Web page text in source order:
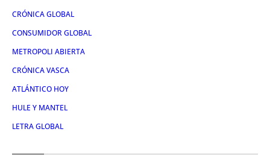
CRÓNICA GLOBAL
CONSUMIDOR GLOBAL
METROPOLI ABIERTA
CRÓNICA VASCA
ATLÁNTICO HOY
HULE Y MANTEL
LETRA GLOBAL